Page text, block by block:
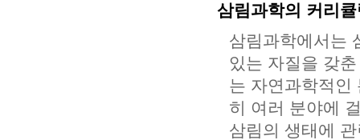
삼림과학의 커리
삼림과학에서는
있는 자질을 갖
는 자연과학적인
히 여러 분야에
삼림의 생태에